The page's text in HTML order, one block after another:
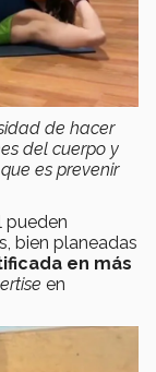
de hacer
del cuerpo y
es prevenir
pueden
bien planeadas
en más
en